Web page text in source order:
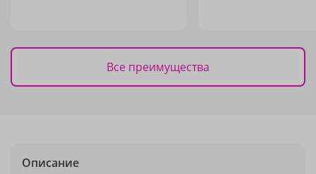
Все преимущества
Описание